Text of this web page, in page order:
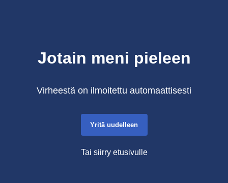
Jotain meni pieleen
Virheestä on ilmoitettu automaattisesti
Yritä uudelleen
Tai siirry etusivulle